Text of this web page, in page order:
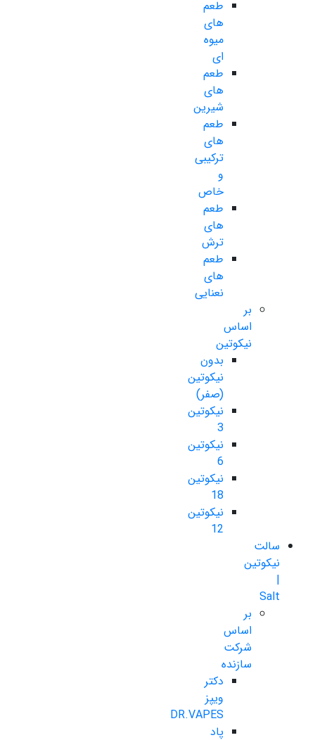
طعم
های
میوه
ای
طعم
های
شیرین
طعم
های
ترکیبی
و
خاص
طعم
های
ترش
طعم
های
نعنایی
بر
اساس
نیکوتین
بدون
نیکوتین
(صفر)
نیکوتین
3
نیکوتین
6
نیکوتین
18
نیکوتین
12
سالت
نیکوتین
|
Salt
بر
اساس
شرکت
سازنده
دکتر
ویپز
DR.VAPES
پاد